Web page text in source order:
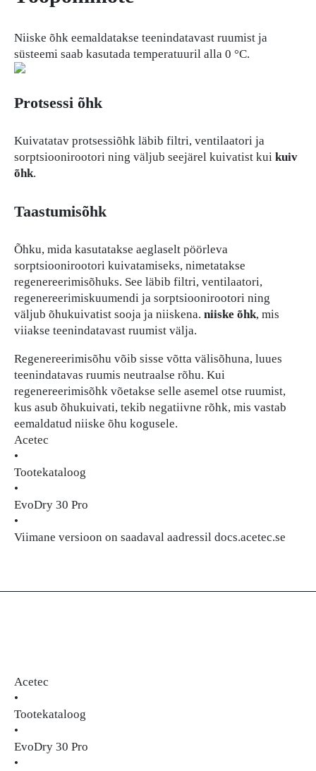
Niiske õhk eemaldatakse teenindatavast ruumist ja
süsteemi saab kasutada temperatuuril alla 0 °C.
Protsessi õhk
Kuivatatav protsessiõhk läbib filtri, ventilaatori ja
sorptsioonirootori ning väljub seejärel kuivatist kui kuiv
õhk.
Taastumisõhk
Õhku, mida kasutatakse aeglaselt pöörleva
sorptsioonirootori kuivatamiseks, nimetatakse
regenereerimisõhuks. See läbib filtri, ventilaatori,
regenereerimiskuumendi ja sorptsioonirootori ning
väljub õhukuivatist sooja ja niiskena. niiske õhk, mis
viiakse teenindatavast ruumist välja.
Regenereerimisõhu võib sisse võtta välisõhuna, luues
teenindatavas ruumis neutraalse rõhu. Kui
regenereerimisõhk võetakse selle asemel otse ruumist,
kus asub õhukuivati, tekib negatiivne rõhk, mis vastab
eemaldatud niiske õhu kogusele.
Acetec
•
Tootekataloog
•
EvoDry 30 Pro
•
Viimane versioon on saadaval aadressil docs.acetec.se
Acetec
•
Tootekataloog
•
EvoDry 30 Pro
•